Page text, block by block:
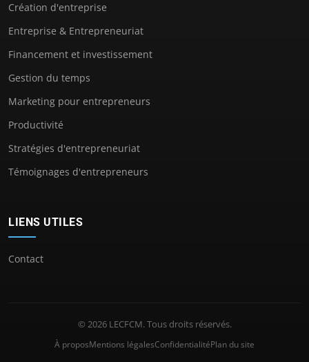
Création d'entreprise
Entreprise & Entrepreneuriat
Financement et investissement
Gestion du temps
Marketing pour entrepreneurs
Productivité
Stratégies d'entrepreneuriat
Témoignages d'entrepreneurs
LIENS UTILES
Contact
© 2026 LECFCM. Tous droits réservés.
À proposMentions légalesConfidentialitéPlan du site